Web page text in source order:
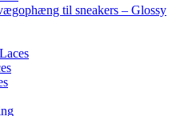
til sneakers – Glossy